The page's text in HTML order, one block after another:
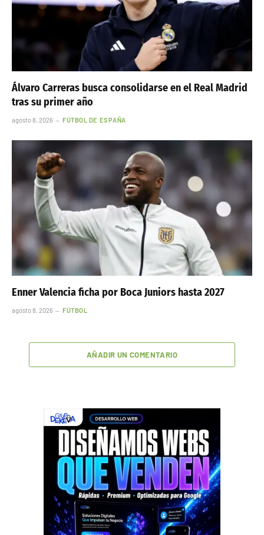
Álvaro Carreras busca consolidarse en el Real Madrid
tras su primer año
agosto 8, 2026 FÚTBOL DE ESPAÑA
Enner Valencia ficha por Boca Juniors hasta 2027
agosto 8, 2026 FÚTBOL
AÑADIR UN COMENTARIO